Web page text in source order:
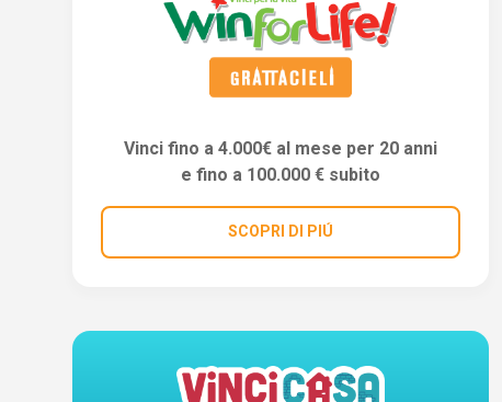
Vinci fino a 4.000€ al mese per 20 anni
e fino a 100.000 € subito
SCOPRI DI PIÚ